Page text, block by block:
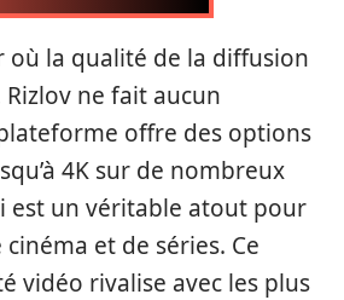
où la qualité de la diffusion
ne fait aucun
offre des options
4K sur de nombreux
est un véritable atout pour
et de séries. Ce
vidéo rivalise avec les plus